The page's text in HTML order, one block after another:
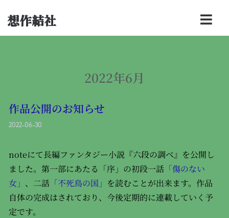
想作結社
2022年6月
作品公開のお知らせ
2022-06-30
noteにて長編ファンタジー小説『六段の調べ』を公開し
ました。第一部にあたる「序」の初段一話「傷のない
女」 、二話「不死鳥の国」 を読むことが出来ます。作品
自体の完成はされており、今後定期的に連載していく予
定です。